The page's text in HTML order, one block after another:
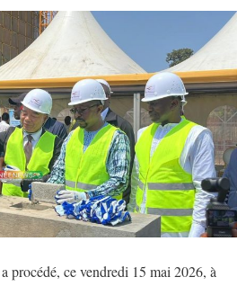
procédé, ce vendredi 15 mai 2026, à